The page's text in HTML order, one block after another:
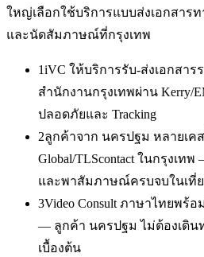
ใหญ่เลือกใช้บริการแบบส่งเอกสารท
และนัดสัมภาษณ์ที่กรุงเทพ
1iVC ให้บริการรับ-ส่งเอกสา
สำนักงานกรุงเทพผ่าน Kerry/
ปลอดภัยและ Tracking
2ลูกค้าจาก นครปฐม หลายเค
Global/TLScontact ในกรุงเท
และพาสัมภาษณ์ครบจบในเที่ย
3Video Consult ภาษาไทยพร้
— ลูกค้า นครปฐม ไม่ต้องเดิน
เบื้องต้น